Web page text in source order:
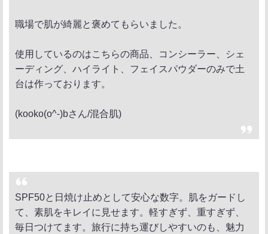
職場で肌が綺麗と褒めてもらいました。
使用しているのはこちらの商品、コンシーラー、シェ
ーディング、ハイライト、フェイスパウダーのみで土
台は作っております。
(kooko(o^-)bさん/混合肌)
SPF50と日焼け止めとして安心な数字。肌をガードし
て、素肌をキレイに見せます。軽すぎず、重すぎず、
毎日つけてます。旅行に持ち運びしやすいのも、魅力